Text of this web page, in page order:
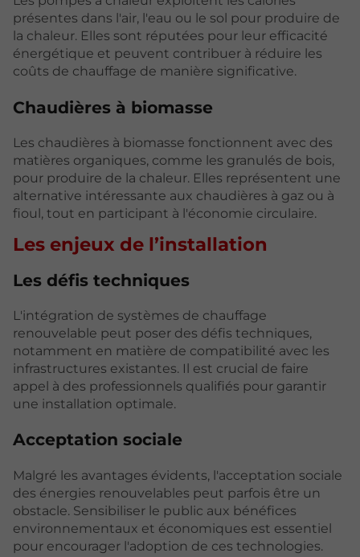
présentes dans l'air, l'eau ou le sol pour produire de
la chaleur. Elles sont réputées pour leur efficacité
énergétique et peuvent contribuer à réduire les
coûts de chauffage de manière significative.
Chaudières à biomasse
Les chaudières à biomasse fonctionnent avec des
matières organiques, comme les granulés de bois,
pour produire de la chaleur. Elles représentent une
alternative intéressante aux chaudières à gaz ou à
fioul, tout en participant à l'économie circulaire.
Les enjeux de l’installation
Les défis techniques
L'intégration de systèmes de chauffage
renouvelable peut poser des défis techniques,
notamment en matière de compatibilité avec les
infrastructures existantes. Il est crucial de faire
appel à des professionnels qualifiés pour garantir
une installation optimale.
Acceptation sociale
Malgré les avantages évidents, l'acceptation sociale
des énergies renouvelables peut parfois être un
obstacle. Sensibiliser le public aux bénéfices
environnementaux et économiques est essentiel
pour encourager l'adoption de ces technologies.